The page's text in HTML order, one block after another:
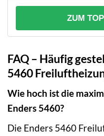
ZUM
FAQ – Häufig
5460
Wie hoch ist die
Enders 5460?
Die Enders 5460